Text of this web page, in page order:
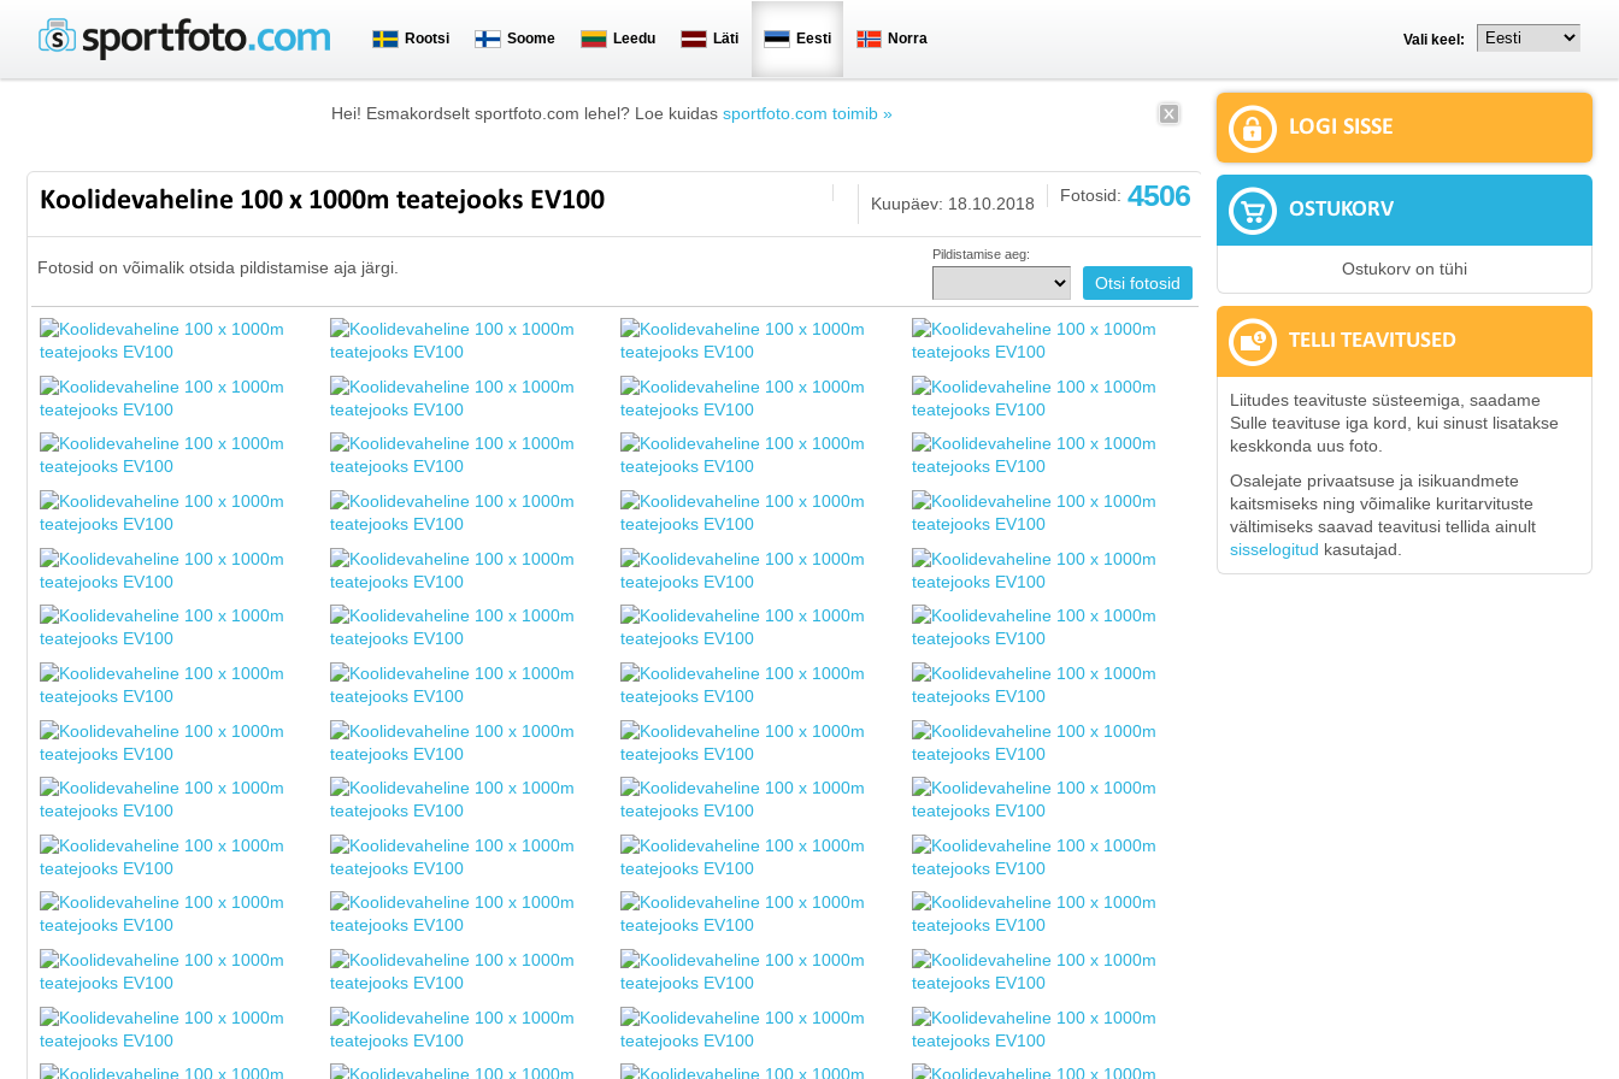
Rootsi Soome Leedu Läti Eesti Norra Vali keel:
Hei! Esmakordselt sportfoto.com lehel? Loe kuidas sportfoto.com toimib »
Koolidevaheline 100 x 1000m teatejooks EV100 Fotosid: 4506
Kuupäev: 18.10.2018
Fotosid on võimalik otsida pildistamise aja järgi.
Pildistamise aeg:
LOGI SISSE
OSTUKORV
Ostukorv on tühi
TELLI TEAVITUSED
Liitudes teavituste süsteemiga, saadame
Sulle teavituse iga kord, kui sinust lisatakse
keskkonda uus foto.
Osalejate privaatsuse ja isikuandmete
kaitsmiseks ning võimalike kuritarvituste
vältimiseks saavad teavitusi tellida ainult
sisselogitud kasutajad.